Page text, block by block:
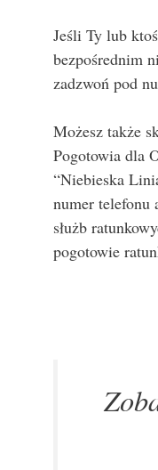
Jeśli Ty lub
bezpośrednim
zadzwoń pod
Możesz także
Pogotowia dla
“Niebieska
numer telefonu
służb
pogotowie